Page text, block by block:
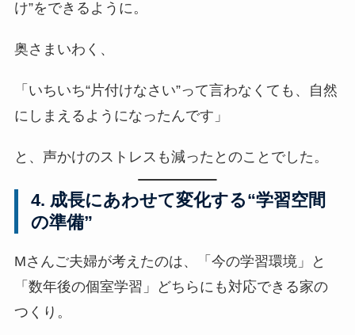
け”をできるように。
奥さまいわく、
「いちいち“片付けなさい”って言わなくても、自然
にしまえるようになったんです」
と、声かけのストレスも減ったとのことでした。
4. 成長にあわせて変化する“学習空間
の準備”
Mさんご夫婦が考えたのは、「今の学習環境」と
「数年後の個室学習」どちらにも対応できる家の
つくり。